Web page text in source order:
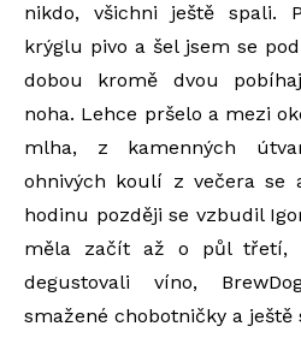
nikdo, všichni ještě spali.
krýglu pivo a šel jsem se
dobou kromě dvou
noha. Lehce pršelo a mezi
mlha, z kamenných
ohnivých koulí z večera se
hodinu později se vzbudil
měla začít až o půl třetí,
degustovali víno,
smažené chobotničky a